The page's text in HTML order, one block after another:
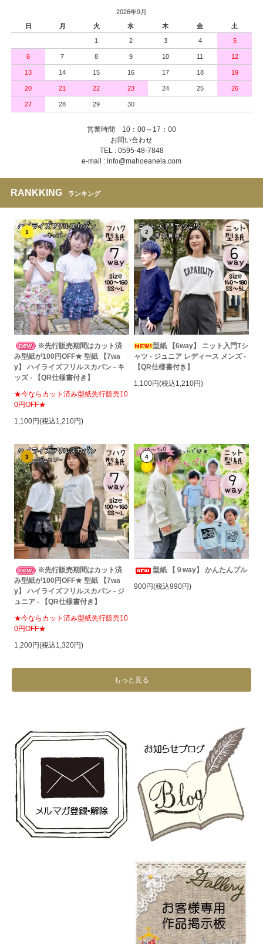
2026年9月
日
月 火 水 木 金 土
1 2 3 4 5
6 7 8 9 10 11 12
13 14 15 16 17 18 19
20 21 22 23 24 25 26
27 28 29 30
営業時間 10：00～17：00
お問い合わせ
TEL : 0595-48-7848
e-mail : info@mahoeanela.com
RANKKING ランキング
1
※先行販売期間はカット済
み型紙が100円OFF★ 型紙 【7wa
y】 ハイライズフリルスカパン - キ
ッズ - 【QR仕様書付き】
★今ならカット済み型紙先行販売10
0円OFF★
1,100円(税込1,210円)
2
型紙 【6way】 ニット入門Tシ
ャツ - ジュニア レディース メンズ -
【QR仕様書付き】
1,100円(税込1,210円)
3
※先行販売期間はカット済
み型紙が100円OFF★ 型紙 【7wa
y】 ハイライズフリルスカパン - ジ
ュニア - 【QR仕様書付き】
★今ならカット済み型紙先行販売10
0円OFF★
1,200円(税込1,320円)
4
型紙 【９way】 かんたんプル
900円(税込990円)
もっと見る